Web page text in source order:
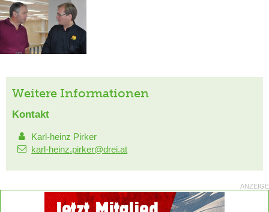
Weitere Informationen
Kontakt
Karl-heinz Pirker
karl-heinz.pirker@drei.at
ANZEIGE